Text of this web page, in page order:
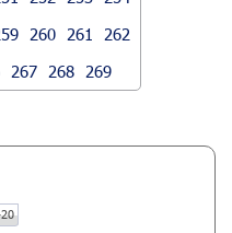
260 261
262
267 268 269